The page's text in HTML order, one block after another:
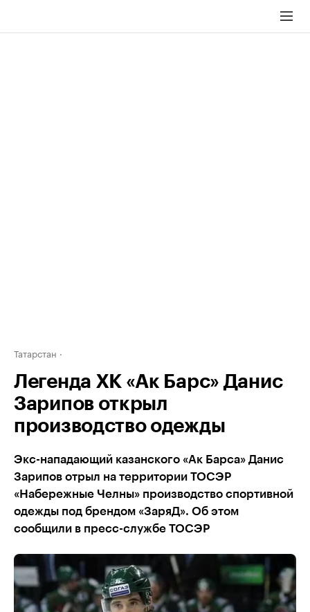
Татарстан
Легенда ХК «Ак Барс» Данис
Зарипов открыл
производство одежды
Экс-нападающий казанского «Ак Барса» Данис
Зарипов отрыл на территории ТОСЭР
«Набережные Челны» производство спортивной
одежды под брендом «ЗаряД». Об этом
сообщили в пресс-службе ТОСЭР